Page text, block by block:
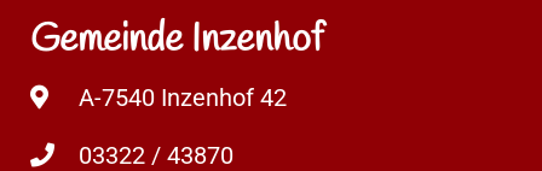
Gemeinde Inzenhof
A-7540 Inzenhof 42
03322 / 43870